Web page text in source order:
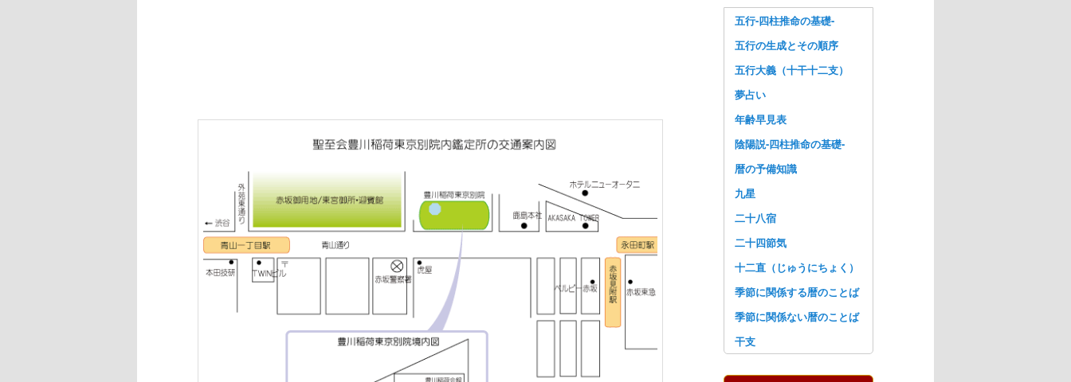
五行-四柱推命の基礎-
五行の生成とその順序
五行大義（十干十二支）
夢占い
年齢早見表
陰陽説-四柱推命の基礎-
暦の予備知識
九星
二十八宿
二十四節気
十二直（じゅうにちょく）
季節に関係する暦のことば
季節に関係ない暦のことば
干支